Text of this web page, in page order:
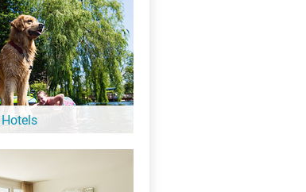
Blazerskolk heißen auch
willkommen!